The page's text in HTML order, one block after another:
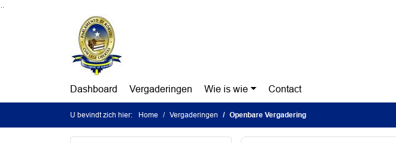
Ga naar de inhoud van deze pagina
Dashboard Vergaderingen Wie is wie Contact
U bevindt zich hier: Home Vergaderingen Openbare Vergadering